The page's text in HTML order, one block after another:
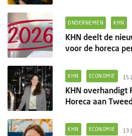
ONDERNEMEN KHN
KHN deelt de
voor de horeca
KHN ECONOMIE 15
KHN overhandigt
Horeca aan
KHN ECONOMIE 13